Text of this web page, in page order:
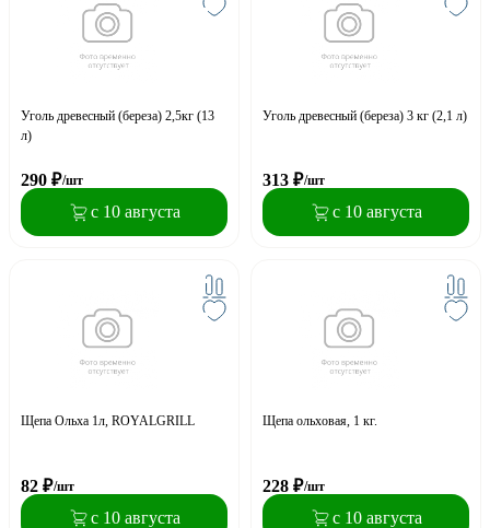
Уголь древесный (береза) 2,5кг (13
л)
290 ₽/шт
с 10 августа
Уголь древесный (береза) 3 кг (2,1 л)
313 ₽/шт
с 10 августа
Щепа Ольха 1л, ROYALGRILL
82 ₽/шт
с 10 августа
Щепа ольховая, 1 кг.
228 ₽/шт
с 10 августа